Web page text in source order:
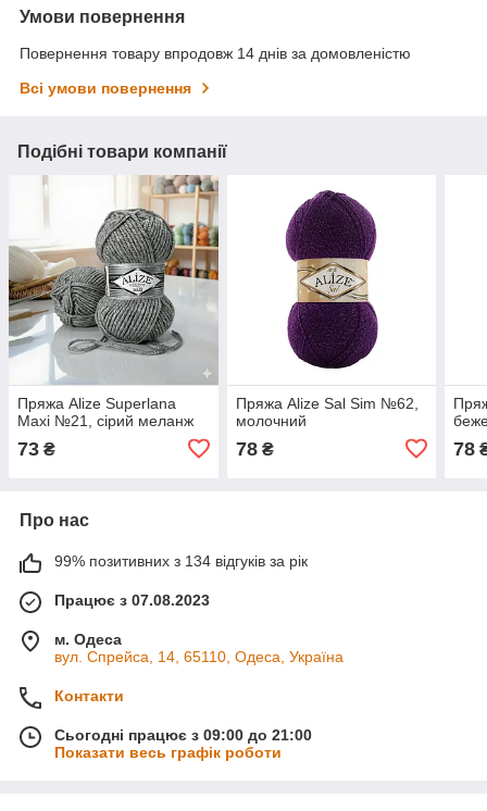
Умови повернення
Повернення товару впродовж 14 днів за домовленістю
Всі умови повернення
Подібні товари компанії
Пряжа Alize Superlana
Maxi №21, сірий меланж
73 ₴
Пряжа Alize Sal Sim №62,
молочний
78₴ 78
Про нас
99% позитивних з 134 відгуків за рік
Працює з 07.08.2023
м. Одеса
вул. Спрейса, 14, 65110, Одеса, Україна
Контакти
Сьогодні працює з 09:00 до 21:00
Показати весь графік роботи